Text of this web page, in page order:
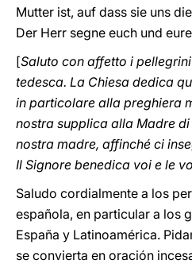
Mutter ist, auf dass sie uns
Der Herr segne euch und
[Saluto con affetto i
tedesca. La Chiesa dedica
in particolare alla preghiera
nostra supplica alla Madre di
nostra madre, affinché ci
Il Signore benedica voi e le
Saludo cordialmente a los
española, en particular a los
España y Latinoamérica.
se convierta en oración